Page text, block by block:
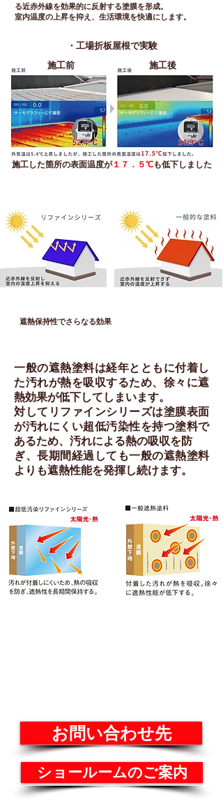
る近赤外線を効果的に反射する塗膜を形成。
室内温度の上昇を抑え、生活環境を快適にします。
・工場折板屋根で実験
施工前
​施工した箇所の表面温度が１７．５℃も低下しました
施工後
遮熱保持性でさらなる効果
一般の遮熱塗料は経年とともに付着し
た汚れが熱を吸収するため、徐々に遮
熱効果が低下してしまいます。
対してリファインシリーズは塗膜表面
が汚れにくい超低汚染性を持つ塗料で
あるため、汚れによる熱の吸収を防
ぎ、長期間経過しても一般の遮熱塗料
よりも遮熱性能を発揮し続けます。
お問い合わせ先
ショールームのご案内